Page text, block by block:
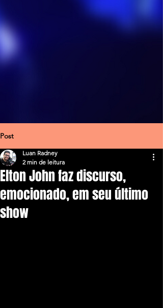
Post
Elton John faz discurso,
emocionado, em seu último
show
Luan Radney
2 min de leitura